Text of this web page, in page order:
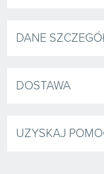
DANE
DOSTAWA
UZYSKAJ